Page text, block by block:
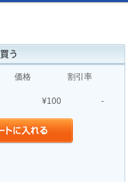
価格 割引率
¥100 -